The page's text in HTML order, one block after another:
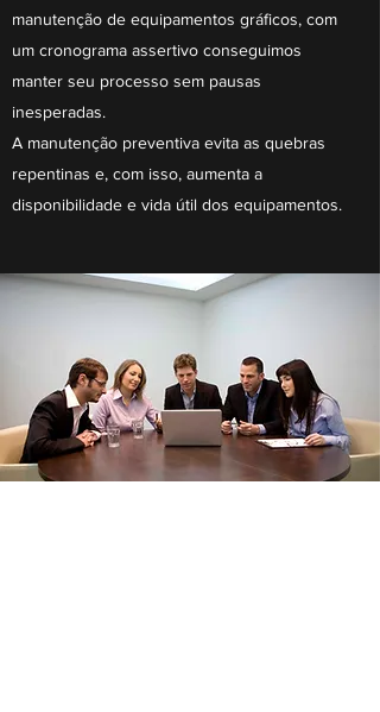
manutenção de equipamentos gráficos, com
um cronograma assertivo conseguimos
manter seu processo sem pausas
inesperadas.
A manutenção preventiva evita as quebras
repentinas e, com isso, aumenta a
disponibilidade e vida útil dos equipamentos.